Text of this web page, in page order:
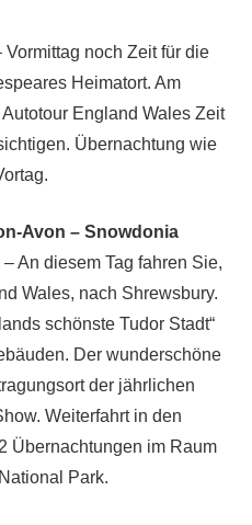
Vormittag noch Zeit für die
Heimatort. Am
England Wales Zeit
Übernachtung wie
Avon – Snowdonia
– An diesem Tag fahren Sie,
Wales, nach Shrewsbury.
schönste Tudor Stadt“
Der wunderschöne
der jährlichen
Weiterfahrt in den
Übernachtungen im Raum
Park.